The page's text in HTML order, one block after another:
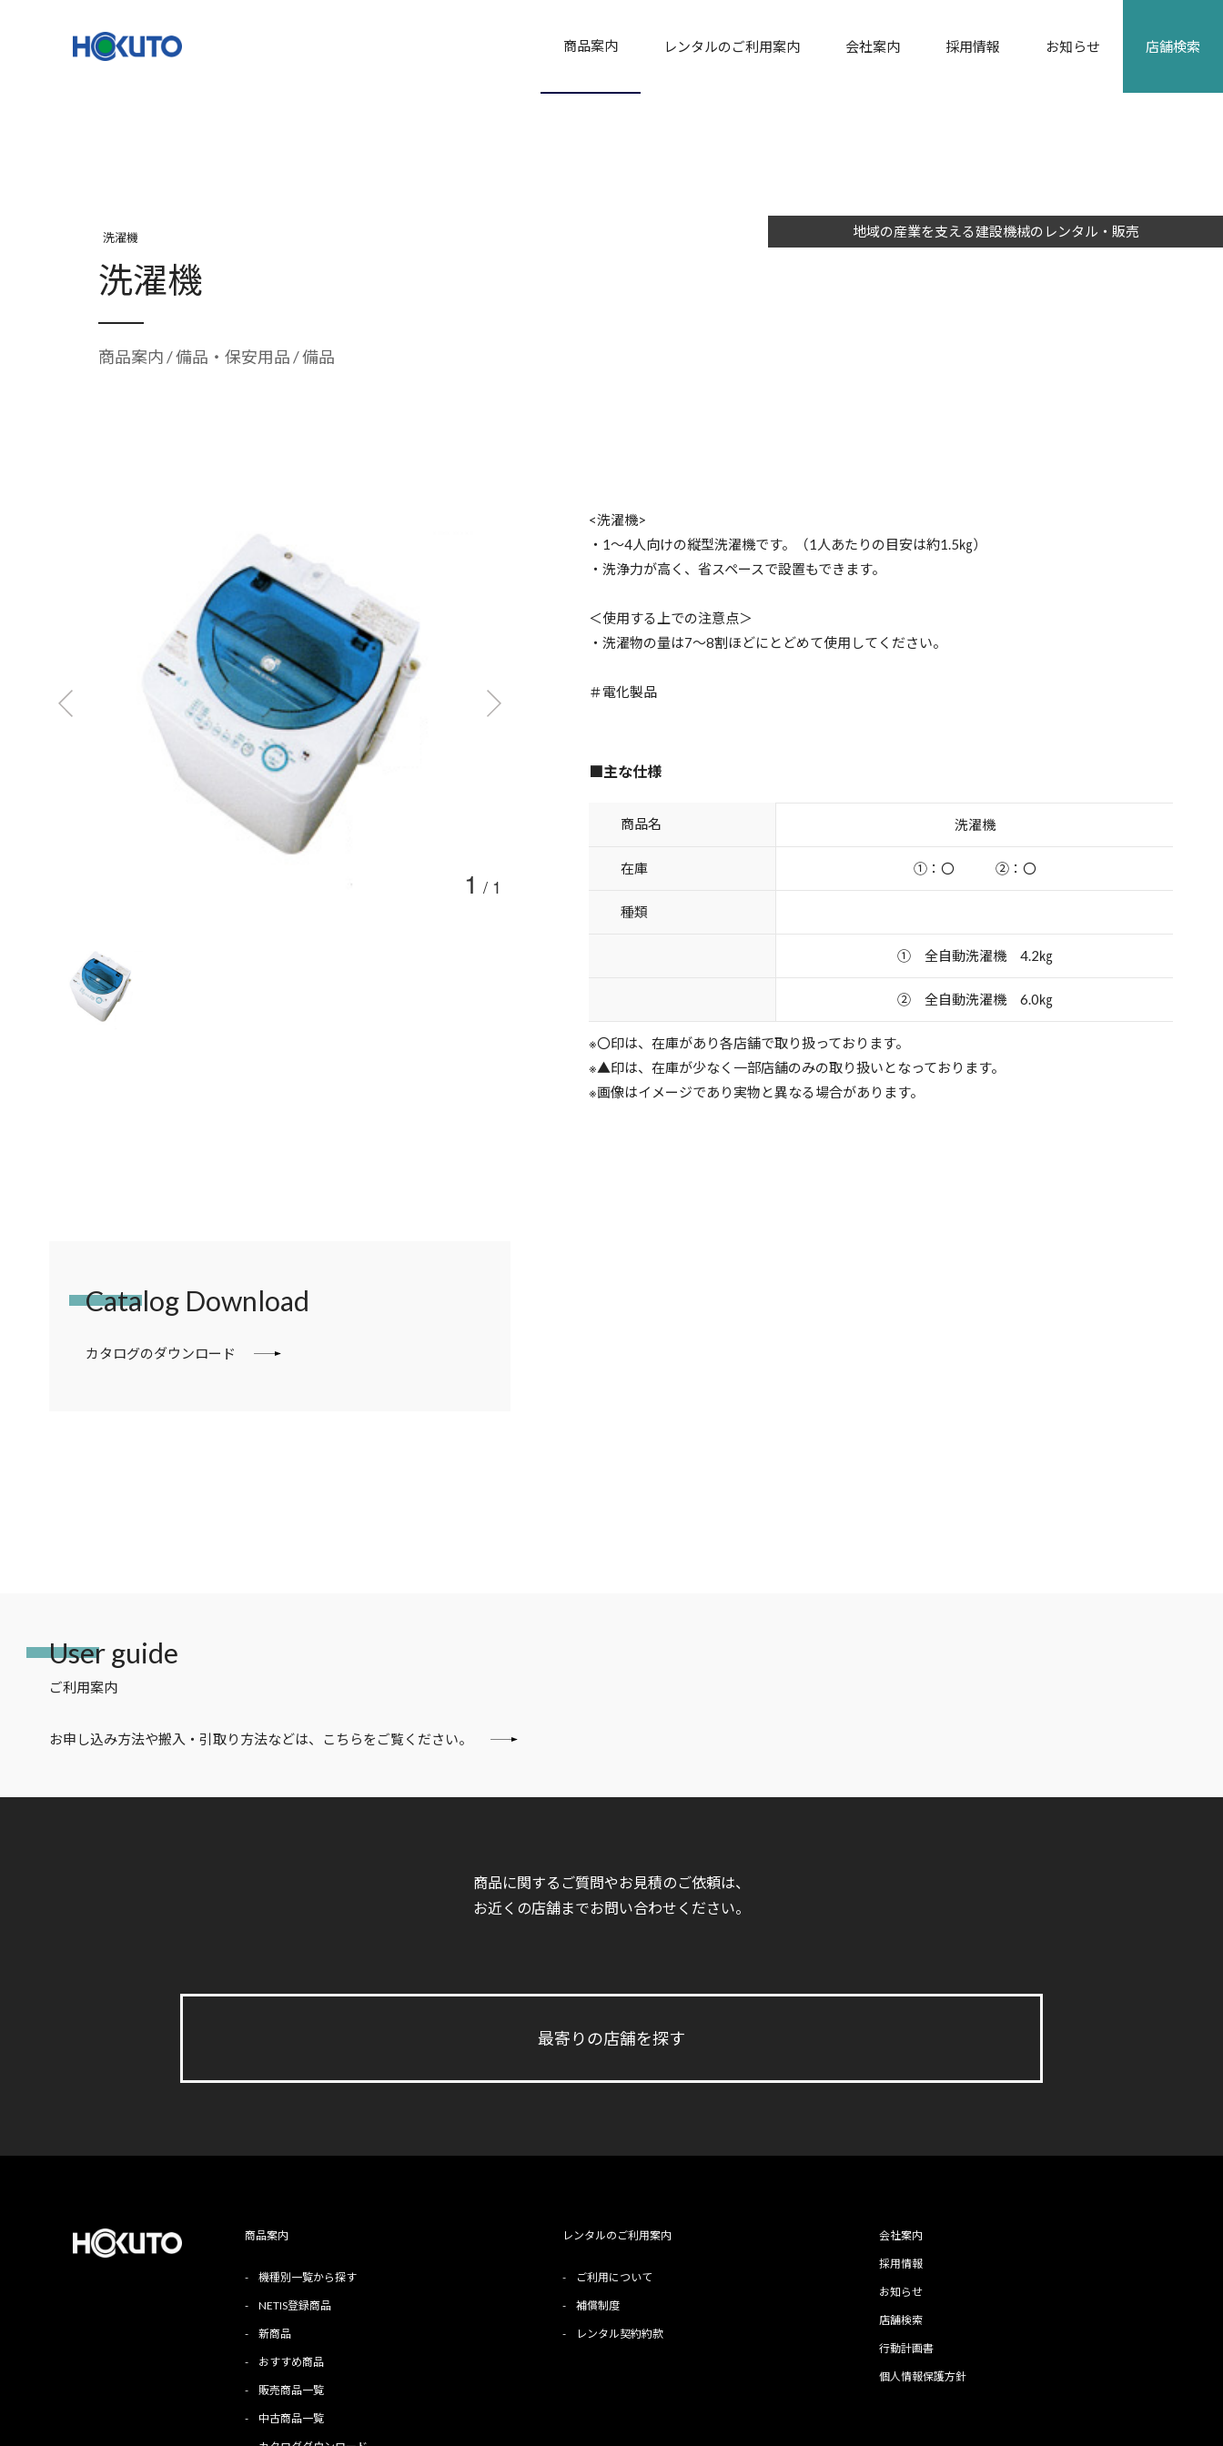
商品案内 レンタルのご利用案内 会社案内 採用情報 お知らせ 店舗検索
洗濯機
洗濯機
商品案内/備品・保安用品/ 備品
地域の産業を支える建設機械のレンタル・販売
1 / 1
<洗濯機>
・1～4人向けの縦型洗濯機です。（1人あたりの目安は約1.5㎏）
・洗浄力が高く、省スペースで設置もできます。
＜使用する上での注意点＞
・洗濯物の量は7～8割ほどにとどめて使用してください。
＃電化製品
■主な仕様
商品名 洗濯機
在庫 ①：〇 ②：〇
種類
① 全自動洗濯機 4.2㎏
② 全自動洗濯機 6.0㎏
※〇印は、在庫があり各店舗で取り扱っております。
※▲印は、在庫が少なく一部店舗のみの取り扱いとなっております。
※画像はイメージであり実物と異なる場合があります。
Catalog Download
カタログのダウンロード
User guide
ご利用案内
お申し込み方法や搬入・引取り方法などは、こちらをご覧ください。
商品に関するご質問やお見積のご依頼は、
お近くの店舗までお問い合わせください。
最寄りの店舗を探す
商品案内
- 機種別一覧から探す
- NETIS登録商品
- 新商品
- おすすめ商品
- 販売商品一覧
- 中古商品一覧
レンタルのご利用案内
- ご利用について
- 補償制度
- レンタル契約約款
会社案内
採用情報
お知らせ
店舗検索
行動計画書
個人情報保護方針